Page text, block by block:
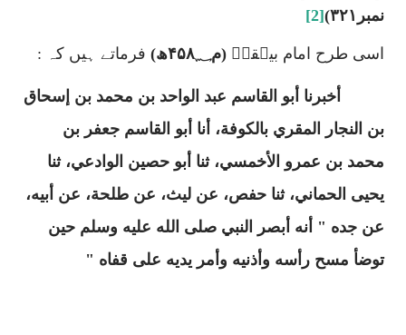
نمبر۳۲۱)
[2]
اسی طرح امام بیہقیؒ (م۴۵۸؁ھ) فرماتے ہیں کہ :
أخبرنا أبو القاسم عبد الواحد بن محمد بن إسحاق
بن النجار المقري بالكوفة، أنا أبو القاسم جعفر بن
محمد بن عمرو الأخمسي، ثنا أبو حصين الوادعي، ثنا
يحيى الحماني، ثنا حفص، عن ليث، عن طلحة، عن أبيه،
عن جده " أنه أبصر النبي صلى الله عليه وسلم حين
توضأ مسح رأسه وأذنيه وأمر يديه على قفاه "